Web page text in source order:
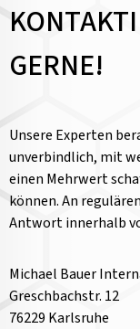
GERNE!
Unsere Experten
unverbindlich, mit
einen Mehrwert
können. An
Antwort innerhalb
Michael Bauer
Greschbachstr. 12
76229 Karlsruhe